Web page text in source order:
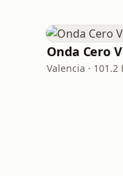
Onda Cero
Valencia · 101.2